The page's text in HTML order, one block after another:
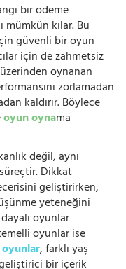
bir ödeme
kılar. Bu
güvenli bir oyun
için de zahmetsiz
oynanan
zorlamadan
kaldırır. Böylece
oyun oynama
değil, aynı
Dikkat
geliştirirken,
yeteneğini
oyunlar
oyunlar ise
, farklı yaş